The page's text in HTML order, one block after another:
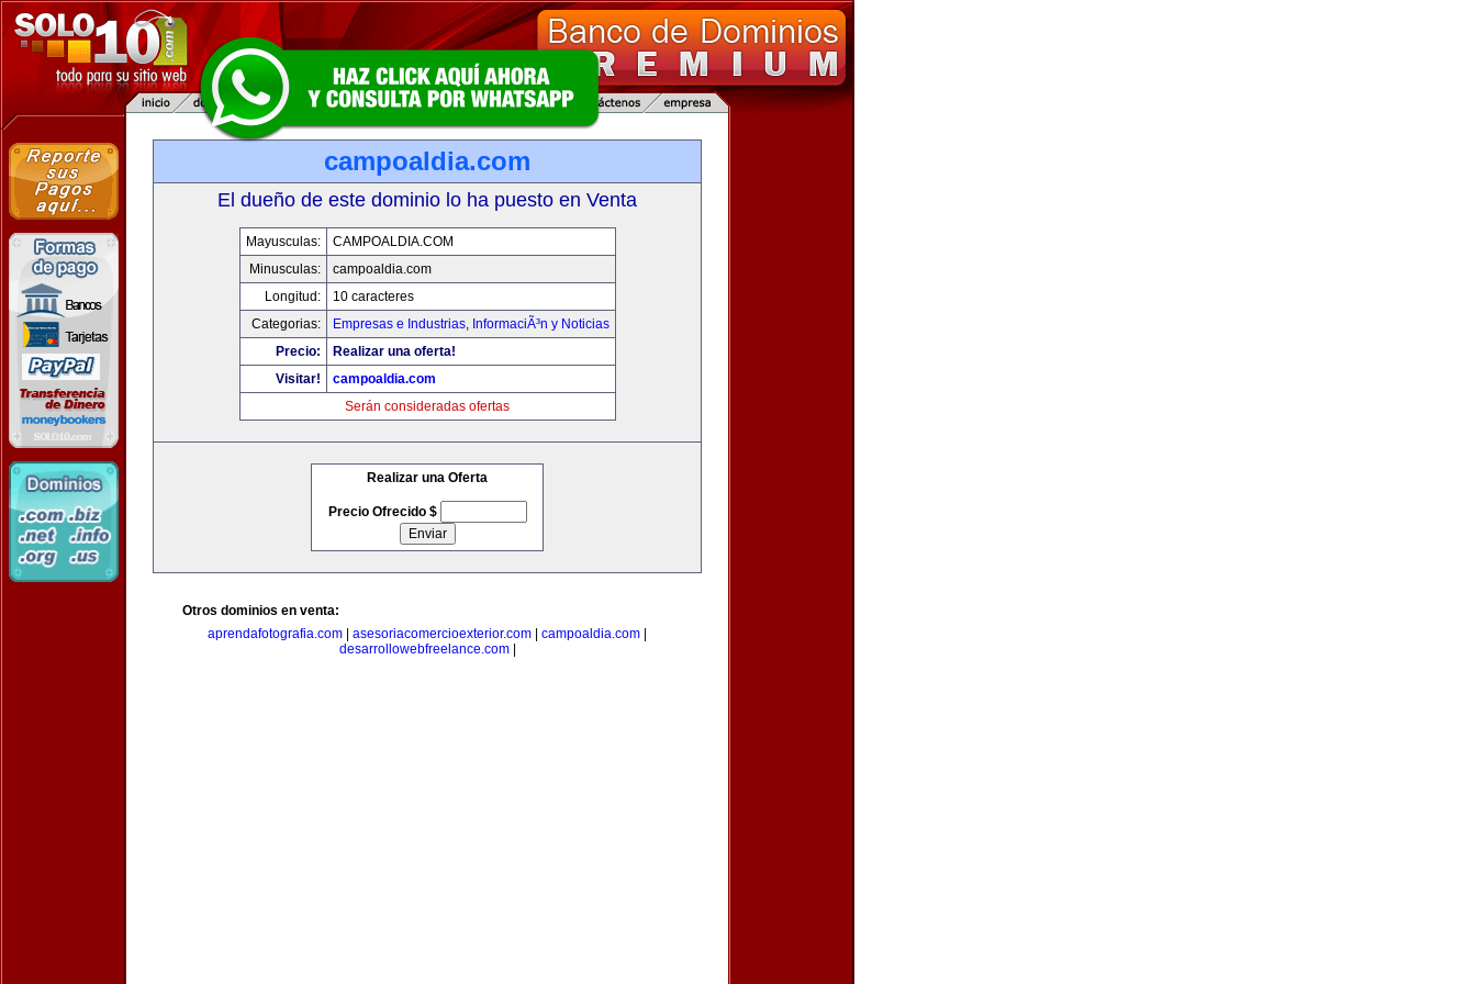
campoaldia.com
El dueño de este dominio lo ha puesto en Venta
Mayusculas:
CAMPOALDIA.COM
Minusculas:
campoaldia.com
Longitud:
10 caracteres
Categorias:
Empresas e Industrias, InformaciÃ³n y Noticias
Precio:
Realizar una oferta!
Visitar!
campoaldia.com
Serán consideradas ofertas
Realizar una Oferta
Precio Ofrecido $
Otros dominios en venta:
aprendafotografia.com
asesoriacomercioexterior.com campoaldia.com
desarrollowebfreelance.com|